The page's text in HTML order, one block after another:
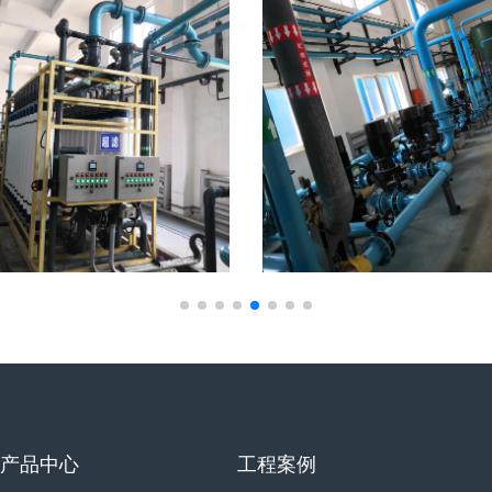
产品中心 工程案例